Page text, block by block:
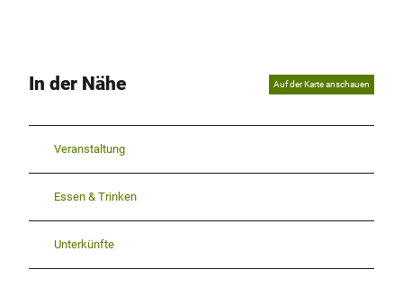
In der Nähe Auf der Karte anschauen
Veranstaltung
Essen & Trinken
Unterkünfte